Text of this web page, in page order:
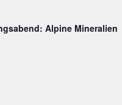
Alpine Mineralien